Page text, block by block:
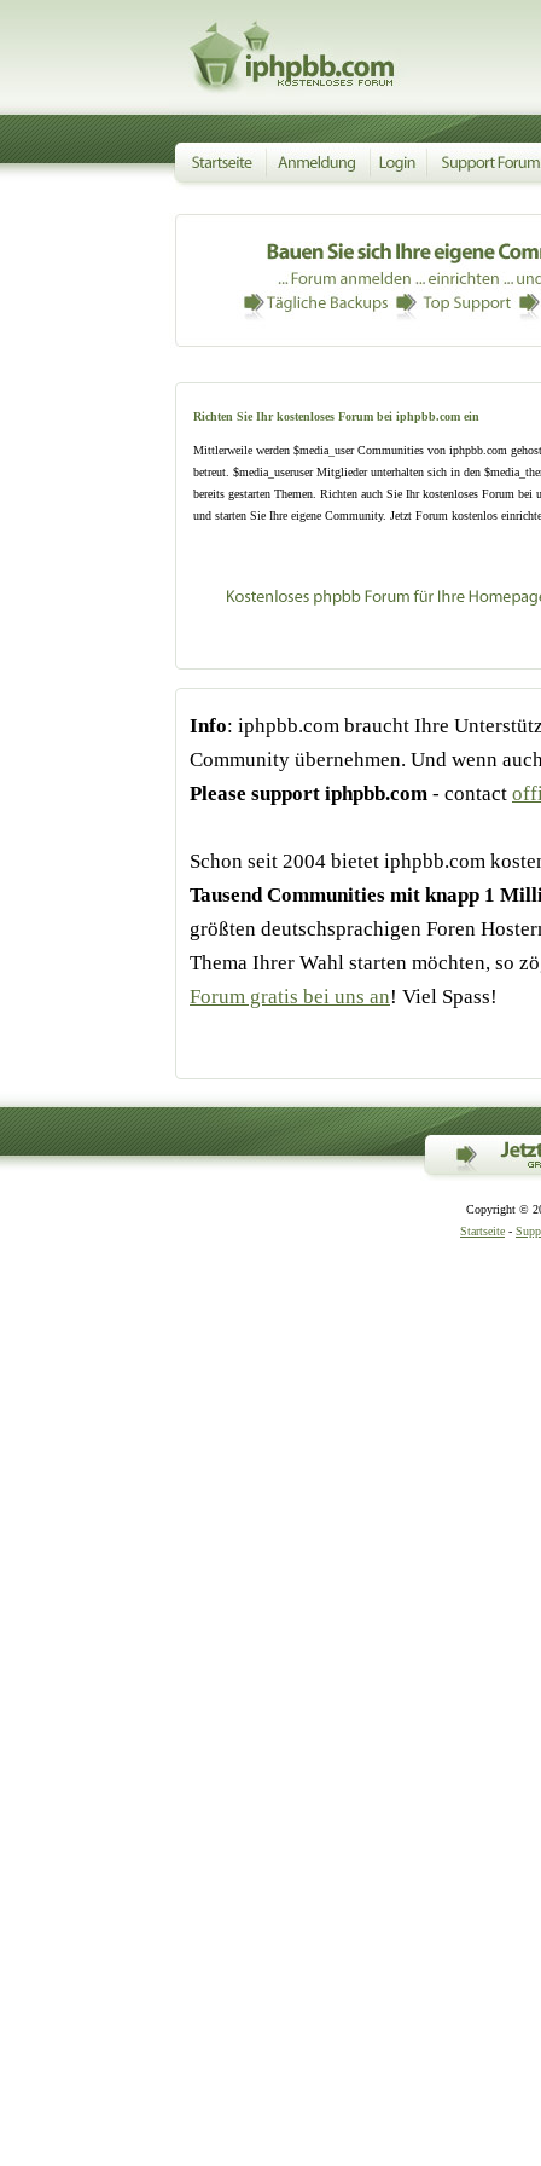
Richten Sie Ihr kostenloses Forum bei iphpbb.com ein
Mittlerweile werden $media_user Communities von iphpbb.com
betreut. $media_useruser Mitglieder unterhalten sich in den
bereits gestarten Themen. Richten auch Sie Ihr kostenloses Forum bei
und starten Sie Ihre eigene Community. Jetzt Forum kostenlos
Info: iphpbb.com braucht Ihre
Community übernehmen. Und wenn
Please support iphpbb.com - contact
Schon seit 2004 bietet iphpbb.com
Tausend Communities mit knapp 1
größten deutschsprachigen Foren
Thema Ihrer Wahl starten möchten, so
Forum gratis bei uns an! Viel Spass!
Copyright ©
Startseite -